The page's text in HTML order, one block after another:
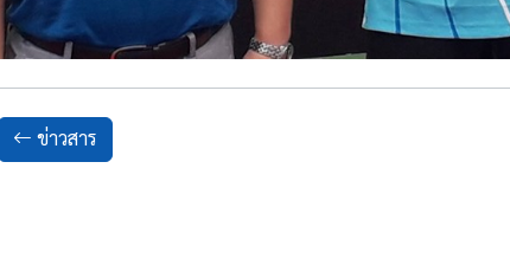
ข่าวสาร